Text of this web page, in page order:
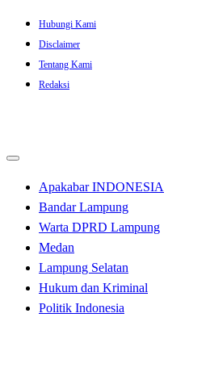
Skip
content
Hubungi Kami
Disclaimer
Tentang Kami
Redaksi
Apakabar INDONESIA
Bandar Lampung
Warta DPRD Lampung
Medan
Lampung Selatan
Hukum dan Kriminal
Politik Indonesia